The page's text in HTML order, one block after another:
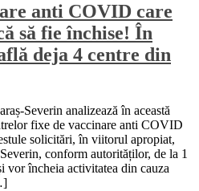
anti COVID care
să fie închise! În
deja 4 centre din
Severin analizează în această
fixe de vaccinare anti COVID
solicitări, în viitorul apropiat,
conform autorităților, de la 1
vor încheia activitatea din cauza